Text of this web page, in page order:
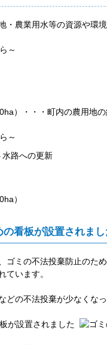
・農業用水等の資源や環
～
）・・・町内の農用地の
～
路への更新
）
看板が設置されまし
ゴミの不法投棄防止のた
ています。
どの不法投棄が少なくな